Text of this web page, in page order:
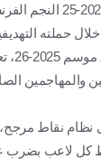
الحديثة. وفاز باللقب
حملته
والمهاجمين
نظام نقاط
كل لاعب بضرب